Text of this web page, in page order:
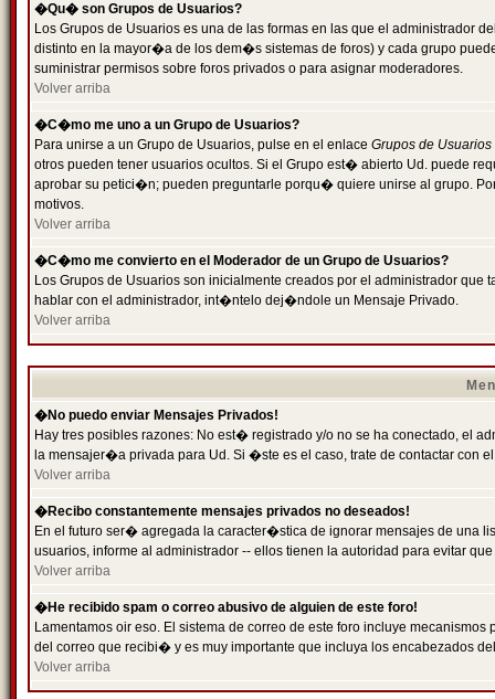
�Qu� son Grupos de Usuarios?
Los Grupos de Usuarios es una de las formas en las que el administrador
distinto en la mayor�a de los dem�s sistemas de foros) y cada grupo
suministrar permisos sobre foros privados o para asignar moderadores.
Volver arriba
�C�mo me uno a un Grupo de Usuarios?
Para unirse a un Grupo de Usuarios, pulse en el enlace Grupos de Usuarios
otros pueden tener usuarios ocultos. Si el Grupo est� abierto Ud. puede
aprobar su petici�n; pueden preguntarle porqu� quiere unirse al grupo.
motivos.
Volver arriba
�C�mo me convierto en el Moderador de un Grupo de Usuarios?
Los Grupos de Usuarios son inicialmente creados por el administrador
hablar con el administrador, int�ntelo dej�ndole un Mensaje Privado.
Volver arriba
�No puedo enviar Mensajes Privados!
Hay tres posibles razones: No est� registrado y/o no se ha conectado, el
la mensajer�a privada para Ud. Si �ste es el caso, trate de contactar con
Volver arriba
�Recibo constantemente mensajes privados no deseados!
En el futuro ser� agregada la caracter�stica de ignorar mensajes de una
usuarios, informe al administrador -- ellos tienen la autoridad para evitar
Volver arriba
�He recibido spam o correo abusivo de alguien de este foro!
Lamentamos oir eso. El sistema de correo de este foro incluye
del correo que recibi� y es muy importante que incluya los encabezados
Volver arriba